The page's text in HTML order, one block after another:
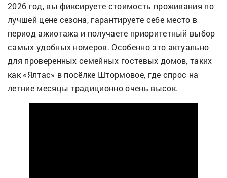
2026 год, вы фиксируете стоимость проживания по
лучшей цене сезона, гарантируете себе место в
период ажиотажа и получаете приоритетный выбор
самых удобных номеров. Особенно это актуально
для проверенных семейных гостевых домов, таких
как «Ялтас» в посёлке Штормовое, где спрос на
летние месяцы традиционно очень высок.